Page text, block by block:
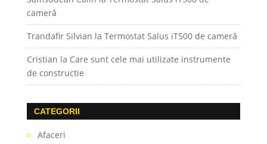
cameră
Trandafir Silvian la Termostat Salus iT500 de cameră
Cristian la Care sunt cele mai utilizate instrumente
de constructie
CATEGORII
Afaceri